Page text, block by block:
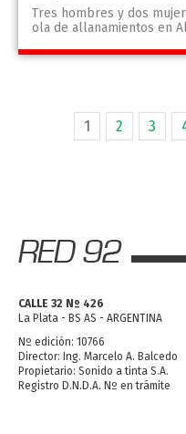
Tres hombres y dos
ola de allanamientos en
1 2 3
CALLE 32 Nº 426
La Plata - BS AS - ARGENTINA
Nº edición: 10766
Director: Ing. Marcelo A. Balcedo
Propietario: Sonido a tinta S.A.
Registro D.N.D.A. Nº en trámite